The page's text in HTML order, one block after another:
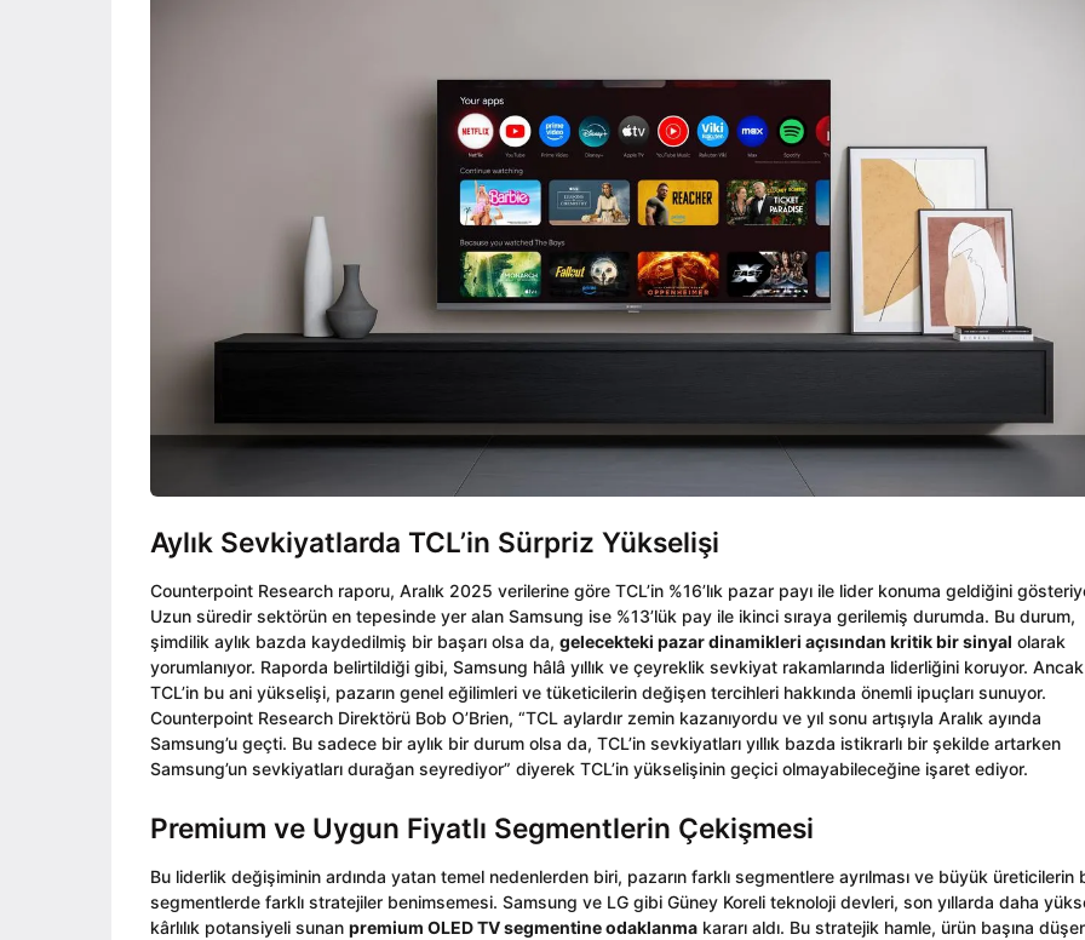
Aylık Sevkiyatlarda TCL’in Sürpriz Yükselişi
Counterpoint Research raporu, Aralık 2025 verilerine göre TCL’in %16’lık pazar payı ile lider konuma geldiğini
Uzun süredir sektörün en tepesinde yer alan Samsung ise %13’lük pay ile ikinci sıraya gerilemiş durumda. Bu durum,
şimdilik aylık bazda kaydedilmiş bir başarı olsa da, gelecekteki pazar dinamikleri açısından kritik bir sinyal olarak
yorumlanıyor. Raporda belirtildiği gibi, Samsung hâlâ yıllık ve çeyreklik sevkiyat rakamlarında liderliğini koruyor. Ancak
TCL’in bu ani yükselişi, pazarın genel eğilimleri ve tüketicilerin değişen tercihleri hakkında önemli ipuçları sunuyor.
Counterpoint Research Direktörü Bob O’Brien, “TCL aylardır zemin kazanıyordu ve yıl sonu artışıyla Aralık ayında
Samsung’u geçti. Bu sadece bir aylık bir durum olsa da, TCL’in sevkiyatları yıllık bazda istikrarlı bir şekilde artarken
Samsung’un sevkiyatları durağan seyrediyor” diyerek TCL’in yükselişinin geçici olmayabileceğine işaret ediyor.
Premium ve Uygun Fiyatlı Segmentlerin Çekişmesi
Bu liderlik değişiminin ardında yatan temel nedenlerden biri, pazarın farklı segmentlere ayrılması ve büyük üreticilerin
segmentlerde farklı stratejiler benimsemesi. Samsung ve LG gibi Güney Koreli teknoloji devleri, son yıllarda daha
kârlılık potansiyeli sunan premium OLED TV segmentine odaklanma kararı aldı. Bu stratejik hamle, ürün başına